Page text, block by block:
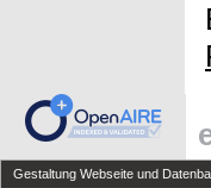
Gestaltung Webseite und